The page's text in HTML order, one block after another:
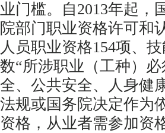
业门槛。自2013年起，
院部门职业资格许可和
人员职业资格154项、
数“所涉职业（工种）
全、公共安全、人身健
法规或国务院决定作为
资格，从业者需参加资